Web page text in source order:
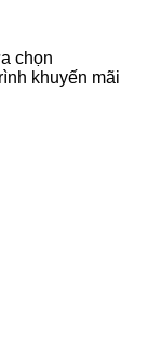
chọn
khuyến mãi